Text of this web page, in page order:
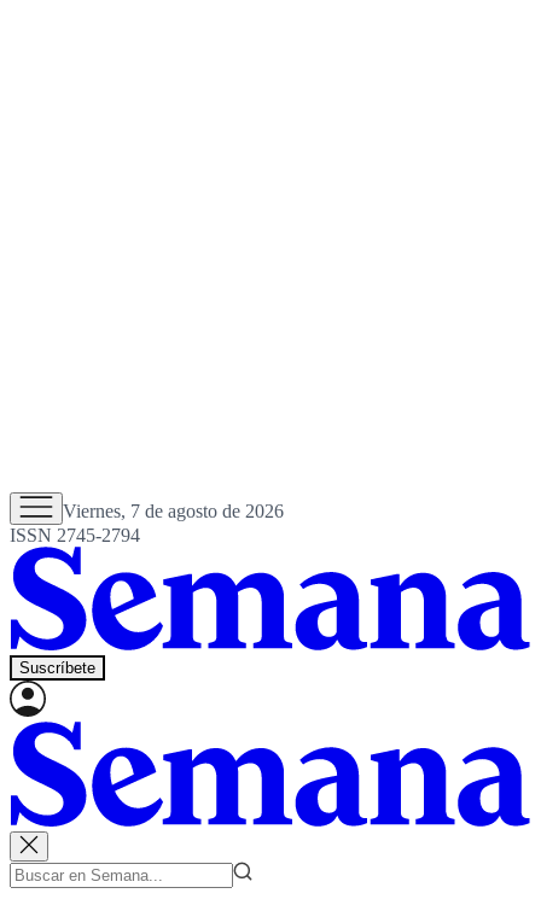
Viernes, 7 de agosto de 2026
ISSN 2745-2794
Suscríbete